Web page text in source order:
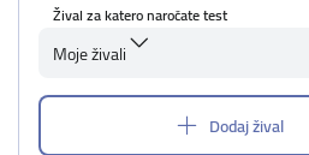
Žival za katero naročate test
Moje živali
Dodaj žival